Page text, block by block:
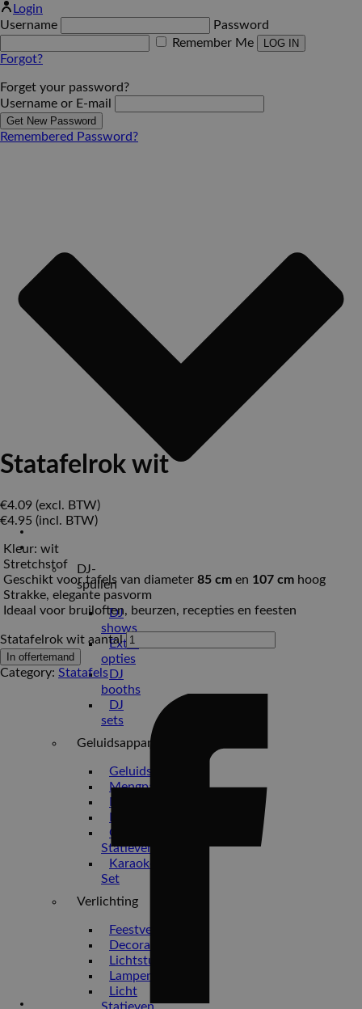
Login
Username
Password
Remember Me
Forgot?
Forget your password?
Username or E-mail
Remembered Password?
Verhuur
DJ-
spullen
DJ
shows
Extra
opties
DJ
booths
DJ
sets
Geluidsapparatuur
Geluidset
Mengpanelen
Geluid
Statieven
Karaoke
Set
Verlichting
Feestverlichting
Decoratie
Lichtsturing
Lampen
Licht
Statafelrok wit
€4.09 (excl. BTW)
€4.95 (incl. BTW)
Kleur: wit
Stretchstof
Geschikt voor tafels van diameter 85 cm en 107 cm hoog
Strakke, elegante pasvorm
Ideaal voor bruiloften, beurzen, recepties en feesten
Statafelrok wit aantal
In offertemand
Category: Statafels